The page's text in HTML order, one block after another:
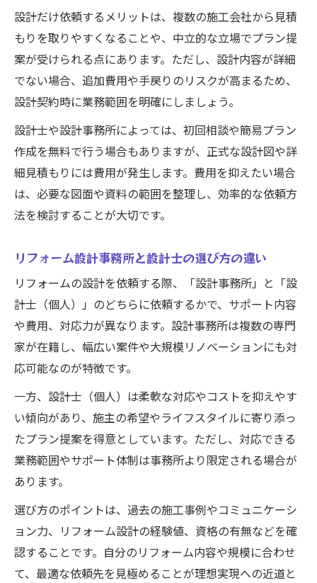
リフォーム設計求人情報から業者の質を判
断
設計だけ依頼する場合の業者選びポイント
信頼できる設計士の見極めポイントとは
リフォーム設計士の資格と信頼性の見極め
方
設計事務所と個人設計士の違いを比較解説
リフォーム設計の実績や事例で信頼度を確
認
リフォーム設計求人から分かる専門性と経
験
設計図作成からプラン実現までの流れ
リフォーム設計図作成の流れと注意すべき
点
設計事務所と進めるリフォーム設計のステ
ップ
リフォーム設計だけ依頼した場合の進め方
リフォーム設計資格者が関わる工程の違い
理想のリフォーム設計プラン実現までの道
設計だけ依頼するメリットは、複数の施工会社から見積
もりを取りやすくなることや、中立的な立場でプラン提
案が受けられる点にあります。ただし、設計内容が詳細
でない場合、追加費用や手戻りのリスクが高まるため、
設計契約時に業務範囲を明確にしましょう。
設計士や設計事務所によっては、初回相談や簡易プラン
作成を無料で行う場合もありますが、正式な設計図や詳
細見積もりには費用が発生します。費用を抑えたい場合
は、必要な図面や資料の範囲を整理し、効率的な依頼方
法を検討することが大切です。
リフォーム設計事務所と設計士の選び方の違い
リフォームの設計を依頼する際、「設計事務所」と「設
計士（個人）」のどちらに依頼するかで、サポート内容
や費用、対応力が異なります。設計事務所は複数の専門
家が在籍し、幅広い案件や大規模リノベーションにも対
応可能なのが特徴です。
一方、設計士（個人）は柔軟な対応やコストを抑えやす
い傾向があり、施主の希望やライフスタイルに寄り添っ
たプラン提案を得意としています。ただし、対応できる
業務範囲やサポート体制は事務所より限定される場合が
あります。
選び方のポイントは、過去の施工事例やコミュニケーシ
ョン力、リフォーム設計の経験値、資格の有無などを確
認することです。自分のリフォーム内容や規模に合わせ
て、最適な依頼先を見極めることが理想実現への近道と